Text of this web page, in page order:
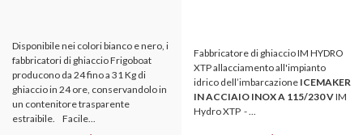
Disponibile nei colori bianco e nero, i
fabbricatori di ghiaccio Frigoboat
producono da 24 fino a 31 Kg di
ghiaccio in 24 ore, conservandolo in
un contenitore trasparente
estraibile. Facile...
Fabbricatore di ghiaccio IM HYDRO
XTP allacciamento all'impianto
idrico dell’imbarcazione ICEMAKER
IN ACCIAIO INOX A 115/230 VIM
Hydro XTP - ...